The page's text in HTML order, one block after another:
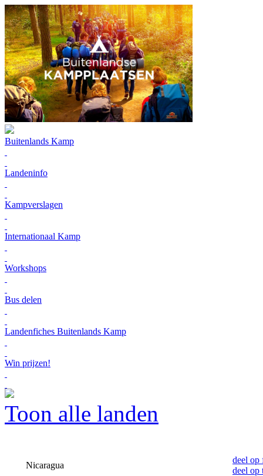
Buitenlands Kamp
Landeninfo
Kampverslagen
Internationaal Kamp
Workshops
Bus delen
Landenfiches Buitenlands Kamp
Win prijzen!
Toon alle landen
Nicaragua
deel op
deel op